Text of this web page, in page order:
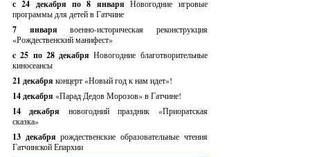
с 24 декабря по 8 январяНовогодние игровые
программы для детей в Гатчине
7 январявоенно-историческая реконструкция
«Рождественский манифест»
c 25 по 28 декабряНовогодние благотворительные
киносеансы
21 декабря концерт «Новый год к нам идет»!
14 декабря «Парад Дедов Морозов» в Гатчине!
14 декабря новогодний праздник «Приоратская
сказка»
13 декабрярождественские образовательные чтения
Гатчинской Епархии